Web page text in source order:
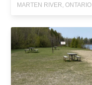
MARTEN RIVER, ONTARIO